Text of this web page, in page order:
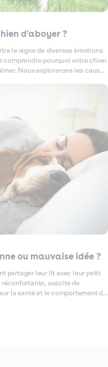
d'aboyer ?
le signe de diverses émotions
comprendre pourquoi votre chien
Nous explorerons les causes
ou mauvaise idée ?
partager leur lit avec leur petit
suscite de
la santé et le comportement du